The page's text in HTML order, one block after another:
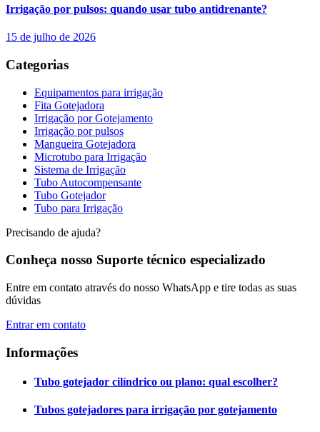
Irrigação por pulsos: quando usar tubo antidrenante?
15 de julho de 2026
Categorias
Equipamentos para irrigação
Fita Gotejadora
Irrigação por Gotejamento
Irrigação por pulsos
Mangueira Gotejadora
Microtubo para Irrigação
Sistema de Irrigação
Tubo Autocompensante
Tubo Gotejador
Tubo para Irrigação
Precisando de ajuda?
Conheça nosso Suporte técnico especializado
Entre em contato através do nosso WhatsApp e tire todas as suas
dúvidas
Entrar em contato
Informações
Tubo gotejador cilíndrico ou plano: qual escolher?
Tubos gotejadores para irrigação por gotejamento